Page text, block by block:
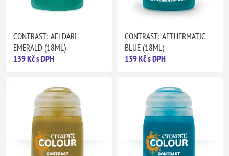
CONTRAST: AELDARI
EMERALD (18ML)
139 Kč s DPH
CONTRAST: AETHERMATIC
BLUE (18ML)
139 Kč s DPH